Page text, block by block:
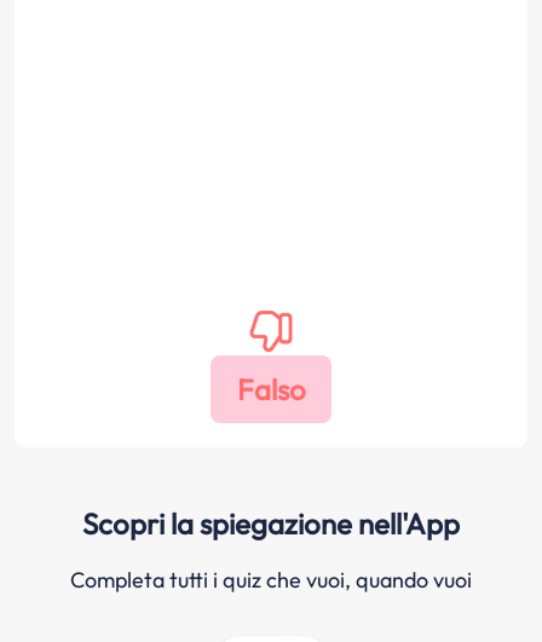
Scopri la spiegazione nell'App
Completa tutti i quiz che vuoi, quando vuoi